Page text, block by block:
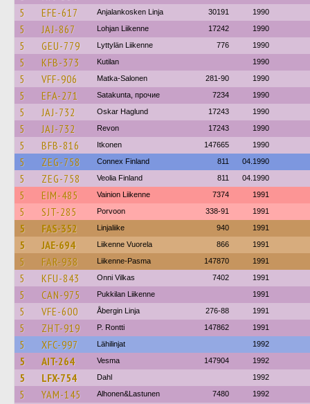
5
EFE-617 Anjalankosken Linja 30191 1990
5 JAJ-867 Lohjan Liikenne 17242 1990
5 GEU-779 Lyttylän Liikenne 776 1990
5 KFB-373 Kutilan 1990
5 VFF-906 Matka-Salonen 281-90 1990
5 EFA-271 Satakunta, прочие 7234 1990
5 JAJ-732 Oskar Haglund 17243 1990
5 JAJ-732 Revon 17243 1990
5 BFB-816 Itkonen 147665 1990
5 ZEG-758 Connex Finland 811 04.1990
5 ZEG-758 Veolia Finland 811 04.1990
5 EIM-485 Vainion Liikenne 7374 1991
5 SJT-285 Porvoon 338-91 1991
5 FAS-352 Linjaliike 940 1991
5 JAE-694 Liikenne Vuorela 866 1991
5 FAR-938 Liikenne-Pasma 147870 1991
5 KFU-843 Onni Vilkas 7402 1991
5 CAN-975 Pukkilan Liikenne 1991
5 VFE-600 Åbergin Linja 276-88 1991
5 ZHT-919 P. Rontti 147862 1991
5 XFC-997 Lähilinjat 1992
5 AIT-264 Vesma 147904 1992
5 LFX-754 Dahl 1992
5 YAM-145 Alhonen&Lastunen 7480 1992